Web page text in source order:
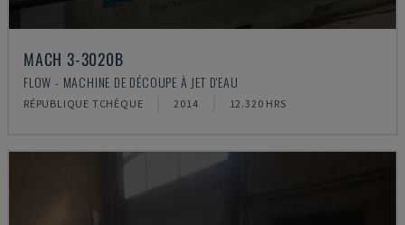
MACH 3-3020B
FLOW - MACHINE DE DÉCOUPE À JET D'EAU
RÉPUBLIQUE TCHÈQUE 2014 12.320 HRS